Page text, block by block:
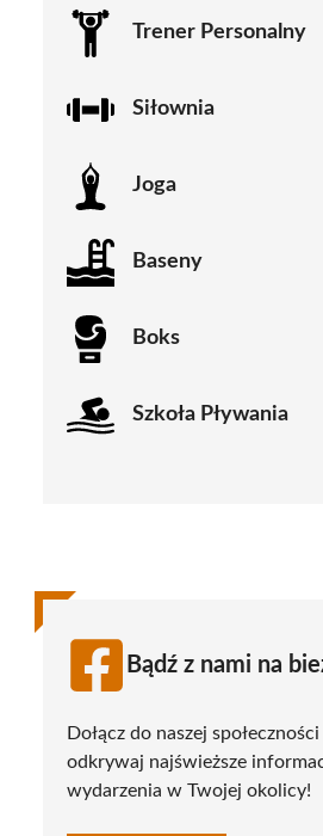
Trener Personalny
Siłownia
Joga
Baseny
Boks
Szkoła Pływania
Bądź z nami na
Dołącz do naszej
odkrywaj najświeższe
wydarzenia w Twojej okolicy!